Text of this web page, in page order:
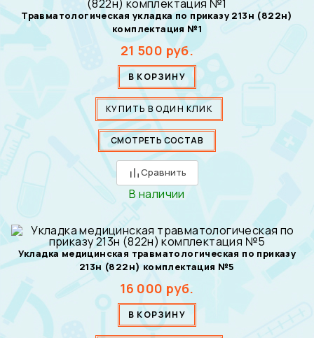
Травматологическая укладка по приказу 213н (822н)
комплектация №1
21 500 руб.
В КОРЗИНУ
КУПИТЬ В ОДИН КЛИК
СМОТРЕТЬ СОСТАВ
Сравнить
В наличии
Укладка медицинская травматологическая по приказу
213н (822н) комплектация №5
16 000 руб.
В КОРЗИНУ